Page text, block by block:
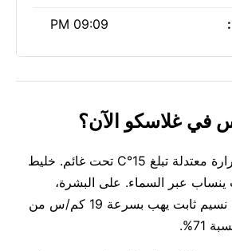
09:09 PM
في غلاسكو الآن؟
تتمتع غلاسكو الآن بحرارة معتدلة تبلغ 15°C تحت غائم. خليط
عبر السماء. على البشرة،
الحرارة حوالي 12°C. نسيم ثابت يهب بسرعة 19 كم/س من